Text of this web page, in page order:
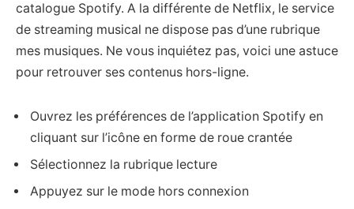
catalogue Spotify. A la différente de Netflix, le service
de streaming musical ne dispose pas d’une rubrique
mes musiques. Ne vous inquiétez pas, voici une astuce
pour retrouver ses contenus hors-ligne.
Ouvrez les préférences de l’application Spotify en
cliquant sur l’icône en forme de roue crantée
Sélectionnez la rubrique lecture
Appuyez sur le mode hors connexion